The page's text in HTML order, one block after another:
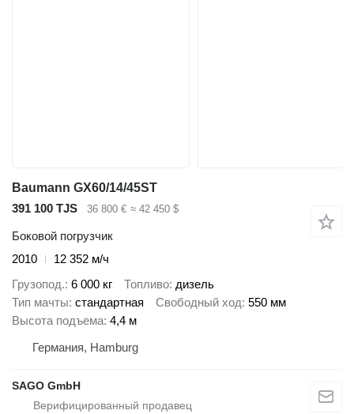
Baumann GX60/14/45ST
391 100 TJS
36 800 € ≈ 42 450 $
Боковой погрузчик
2010
12 352 м/ч
Грузопод. 6 000 кг Топливо дизель
Тип мачты стандартная Свободный ход 550 мм
Высота подъема 4,4 м
Германия, Hamburg
SAGO GmbH